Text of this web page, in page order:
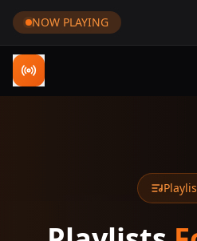
NOW PLAYING